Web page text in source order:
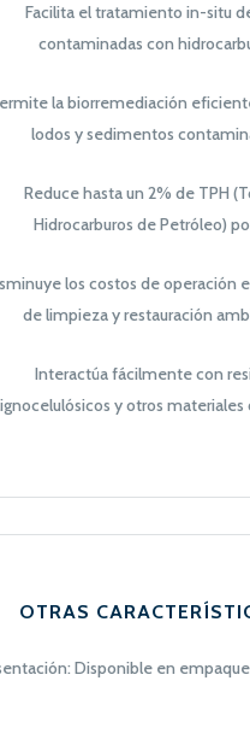
Facilita el tratamiento in-situ
contaminadas con
la biorremediación
lodos y sedimentos
Reduce hasta un 2% de TPH
Hidrocarburos de Petróleo)
los costos de operación
de limpieza y restauración
Interactúa fácilmente con
y otros materiales
OTRAS
: Disponible en